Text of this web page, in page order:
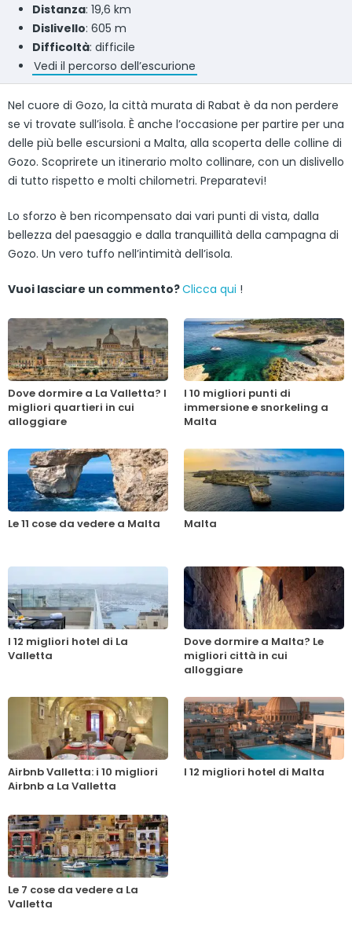
Distanza: 19,6 km
Dislivello: 605 m
Difficoltà: difficile
Vedi il percorso dell’escurione
Nel cuore di Gozo, la città murata di Rabat è da non perdere
se vi trovate sull’isola. È anche l’occasione per partire per una
delle più belle escursioni a Malta, alla scoperta delle colline di
Gozo. Scoprirete un itinerario molto collinare, con un dislivello
di tutto rispetto e molti chilometri. Preparatevi!
Lo sforzo è ben ricompensato dai vari punti di vista, dalla
bellezza del paesaggio e dalla tranquillità della campagna di
Gozo. Un vero tuffo nell’intimità dell’isola.
Vuoi lasciare un commento?Clicca qui !
Dove dormire a La Valletta? I
migliori quartieri in cui
alloggiare
I 10 migliori punti di
immersione e snorkeling a
Malta
Le 11 cose da vedere a Malta Malta
I 12 migliori hotel di La
Valletta
Dove dormire a Malta? Le
migliori città in cui
alloggiare
Airbnb Valletta: i 10 migliori
Airbnb a La Valletta
I 12 migliori hotel di Malta
Le 7 cose da vedere a La
Valletta